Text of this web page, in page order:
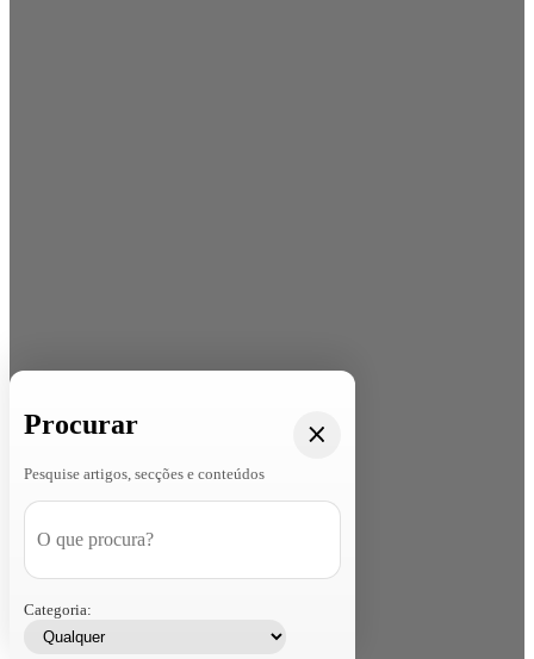
Procurar
Pesquise artigos, secções e conteúdos
Categoria: